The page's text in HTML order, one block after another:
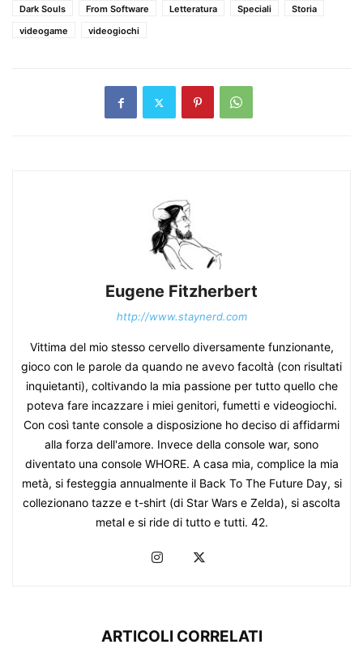
Dark Souls
From Software Letteratura Speciali
Storia
videogame
videogiochi
Eugene Fitzherbert
http://www.staynerd.com
Vittima del mio stesso cervello diversamente funzionante,
gioco con le parole da quando ne avevo facoltà (con risultati
inquietanti), coltivando la mia passione per tutto quello che
poteva fare incazzare i miei genitori, fumetti e videogiochi.
Con così tante console a disposizione ho deciso di affidarmi
alla forza dell'amore. Invece della console war, sono
diventato una console WHORE. A casa mia, complice la mia
metà, si festeggia annualmente il Back To The Future Day, si
collezionano tazze e t-shirt (di Star Wars e Zelda), si ascolta
metal e si ride di tutto e tutti. 42.
ARTICOLI CORRELATI